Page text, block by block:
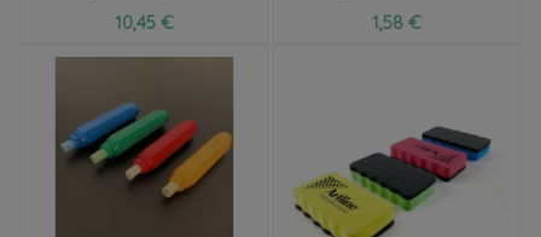
10,45 €
1,58 €